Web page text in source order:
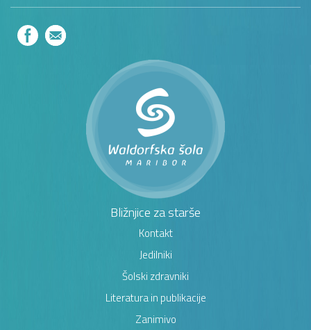
Bližnjice za starše
Kontakt
Jedilniki
Šolski zdravniki
Literatura in publikacije
Zanimivo